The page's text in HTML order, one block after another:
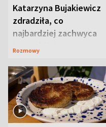
Katarzyna Bujakiewicz
zdradziła, co
najbardziej zachwyca
ją w Lublinie
Rozmowy